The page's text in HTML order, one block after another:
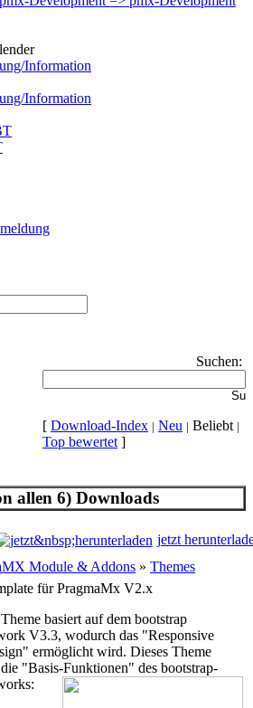
Information
Information
Suchen:
[ Download-Index | Neu | Beliebt |
Top bewertet ]
allen 6) Downloads
jetzt
Module & Addons » Themes
für PragmaMx V2.x
basiert auf dem bootstrap
V3.3, wodurch das "Responsive
ermöglicht wird. Dieses Theme
"Basis-Funktionen" des bootstrap-